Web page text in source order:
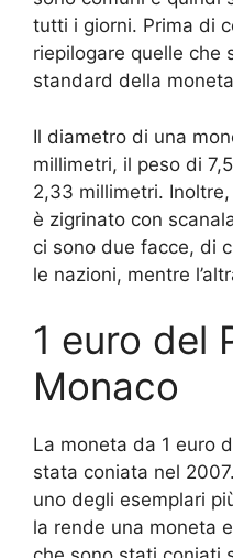
tutti i giorni. Prima di
riepilogare quelle che
standard della
Il diametro di una
millimetri, il peso di
2,33 millimetri.
è zigrinato con
ci sono due facce, di
le nazioni, mentre
1 euro del
Monaco
La moneta da 1 euro
stata coniata nel
uno degli esemplari
la rende una moneta